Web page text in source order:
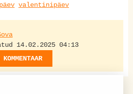
valentinipäev
14.02.2025 04:13